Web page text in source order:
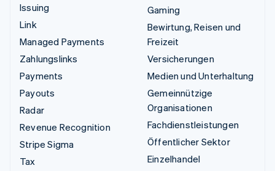
Issuing
Link
Managed Payments
Zahlungslinks
Payments
Payouts
Radar
Revenue Recognition
Stripe Sigma
Tax
Gaming
Bewirtung, Reisen und
Freizeit
Versicherungen
Medien und Unterhaltung
Gemeinnützige
Organisationen
Fachdienstleistungen
Öffentlicher Sektor
Einzelhandel